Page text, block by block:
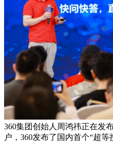
360集团创始人周鸿祎正在发
户，360发布了国内首个“超